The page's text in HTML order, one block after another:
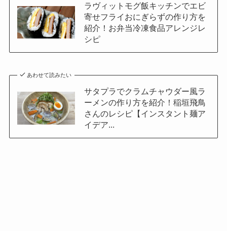
ラヴィットモグ飯キッチンでエビ
寄せフライおにぎらずの作り方を
紹介！お弁当冷凍食品アレンジレ
シピ
あわせて読みたい
サタプラでクラムチャウダー風ラ
ーメンの作り方を紹介！稲垣飛鳥
さんのレシピ【インスタント麺ア
イデア...